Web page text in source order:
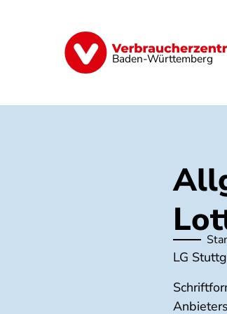
Baden-Württemberg
Geld & Versicherungen
LG